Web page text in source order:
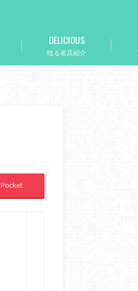
唸る名店紹介
DELICIOUS
Pocket